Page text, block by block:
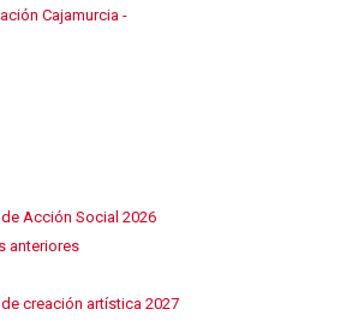
Acción Social 2026
anteriores
creación artística 2027